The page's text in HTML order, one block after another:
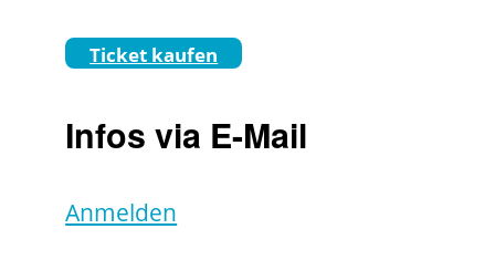
Ticket kaufen
Infos via E-Mail
Anmelden